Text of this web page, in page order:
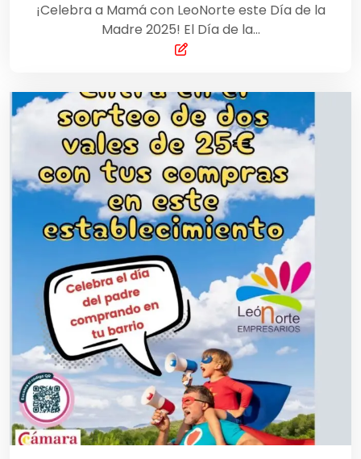
¡Celebra a Mamá con LeoNorte este Día de la
Madre 2025! El Día de la…